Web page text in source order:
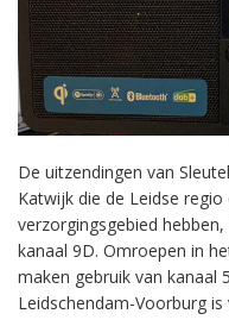
De uitzendingen van
Katwijk die de Leidse
verzorgingsgebied
kanaal 9D. Omroepen in
maken gebruik van kanaal
Leidschendam-Voorburg